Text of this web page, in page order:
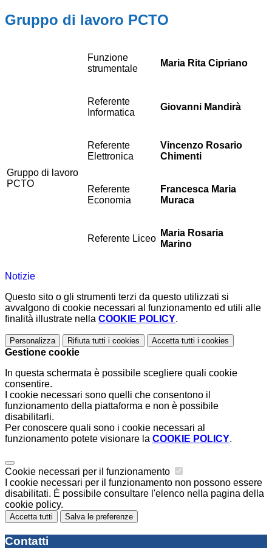
Gruppo di lavoro PCTO
Funzione
strumentale
Maria Rita Cipriano
Gruppo di lavoro
PCTO
Referente
Informatica
Giovanni Mandirà
Referente
Elettronica
Vincenzo Rosario
Chimenti
Referente
Economia
Francesca Maria
Muraca
Referente Liceo
Maria Rosaria
Marino
Notizie
Questo sito o gli strumenti terzi da questo utilizzati si
avvalgono di cookie necessari al funzionamento ed utili alle
finalità illustrate nella COOKIE POLICY.
Personalizza Rifiuta tutti i cookies Accetta tutti i cookies
Gestione cookie
In questa schermata è possibile scegliere quali cookie
consentire.
I cookie necessari sono quelli che consentono il
funzionamento della piattaforma e non è possibile
disabilitarli.
Per conoscere quali sono i cookie necessari al
funzionamento potete visionare la COOKIE POLICY.
Cookie necessari per il funzionamento
I cookie necessari per il funzionamento non possono essere
disabilitati. È possibile consultare l'elenco nella pagina della
cookie policy.
Accetta tutti Salva le preferenze
Contatti